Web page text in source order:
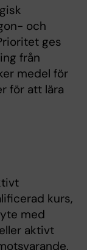
och
ges
från
medel för
för att lära
kurs,
med
aktivt